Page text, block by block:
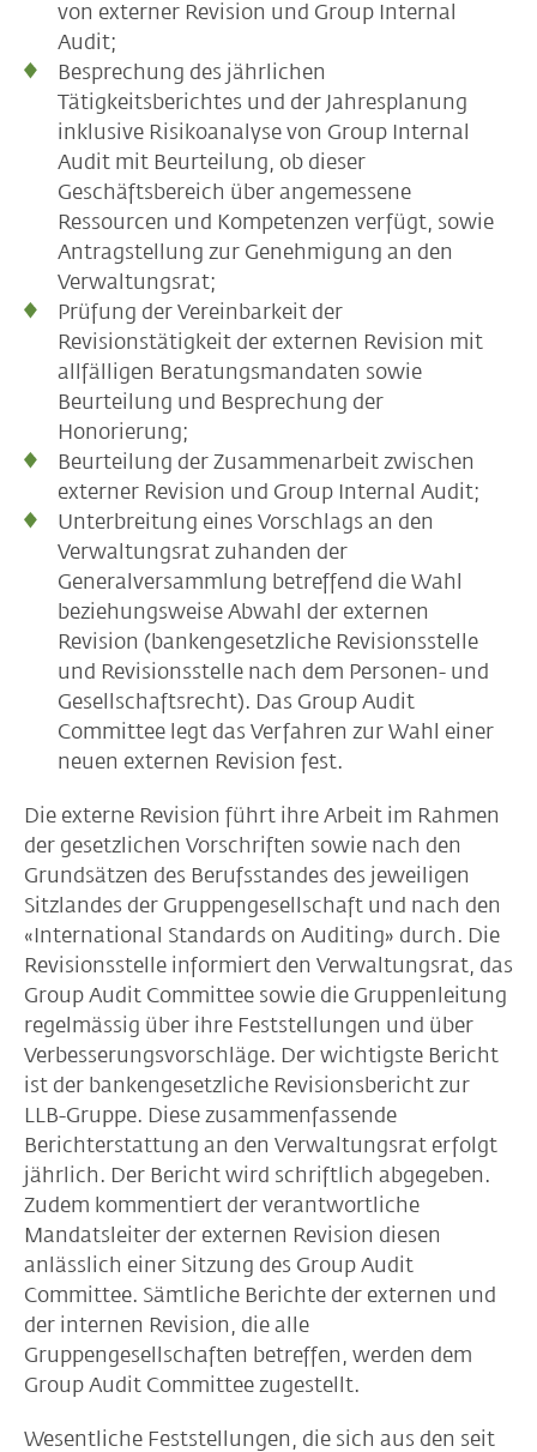
von externer Revision und Group Internal
Audit;
Besprechung des jährlichen
Tätigkeitsberichtes und der Jahresplanung
inklusive Risikoanalyse von Group Internal
Audit mit Beurteilung, ob dieser
Geschäftsbereich über angemessene
Ressourcen und Kompetenzen verfügt, sowie
Antragstellung zur Genehmigung an den
Verwaltungsrat;
Prüfung der Vereinbarkeit der
Revisionstätigkeit der externen Revision mit
allfälligen Beratungsmandaten sowie
Beurteilung und Besprechung der
Honorierung;
Beurteilung der Zusammenarbeit zwischen
externer Revision und Group Internal Audit;
Unterbreitung eines Vorschlags an den
Verwaltungsrat zuhanden der
Generalversammlung betreffend die Wahl
beziehungsweise Abwahl der externen
Revision (bankengesetzliche Revisionsstelle
und Revisionsstelle nach dem Personen- und
Gesellschaftsrecht). Das Group Audit
Committee legt das Verfahren zur Wahl einer
neuen externen Revision fest.
Die externe Revision führt ihre Arbeit im Rahmen
der gesetzlichen Vorschriften sowie nach den
Grundsätzen des Berufsstandes des jeweiligen
Sitzlandes der Gruppengesellschaft und nach den
«International Standards on Auditing» durch. Die
Revisionsstelle informiert den Verwaltungsrat, das
Group Audit Committee sowie die Gruppenleitung
regelmässig über ihre Feststellungen und über
Verbesserungsvorschläge. Der wichtigste Bericht
ist der bankengesetzliche Revisionsbericht zur
LLB-Gruppe. Diese zusammenfassende
Berichterstattung an den Verwaltungsrat erfolgt
jährlich. Der Bericht wird schriftlich abgegeben.
Zudem kommentiert der verantwortliche
Mandatsleiter der externen Revision diesen
anlässlich einer Sitzung des Group Audit
Committee. Sämtliche Berichte der externen und
der internen Revision, die alle
Gruppengesellschaften betreffen, werden dem
Group Audit Committee zugestellt.
Wesentliche Feststellungen, die sich aus den seit